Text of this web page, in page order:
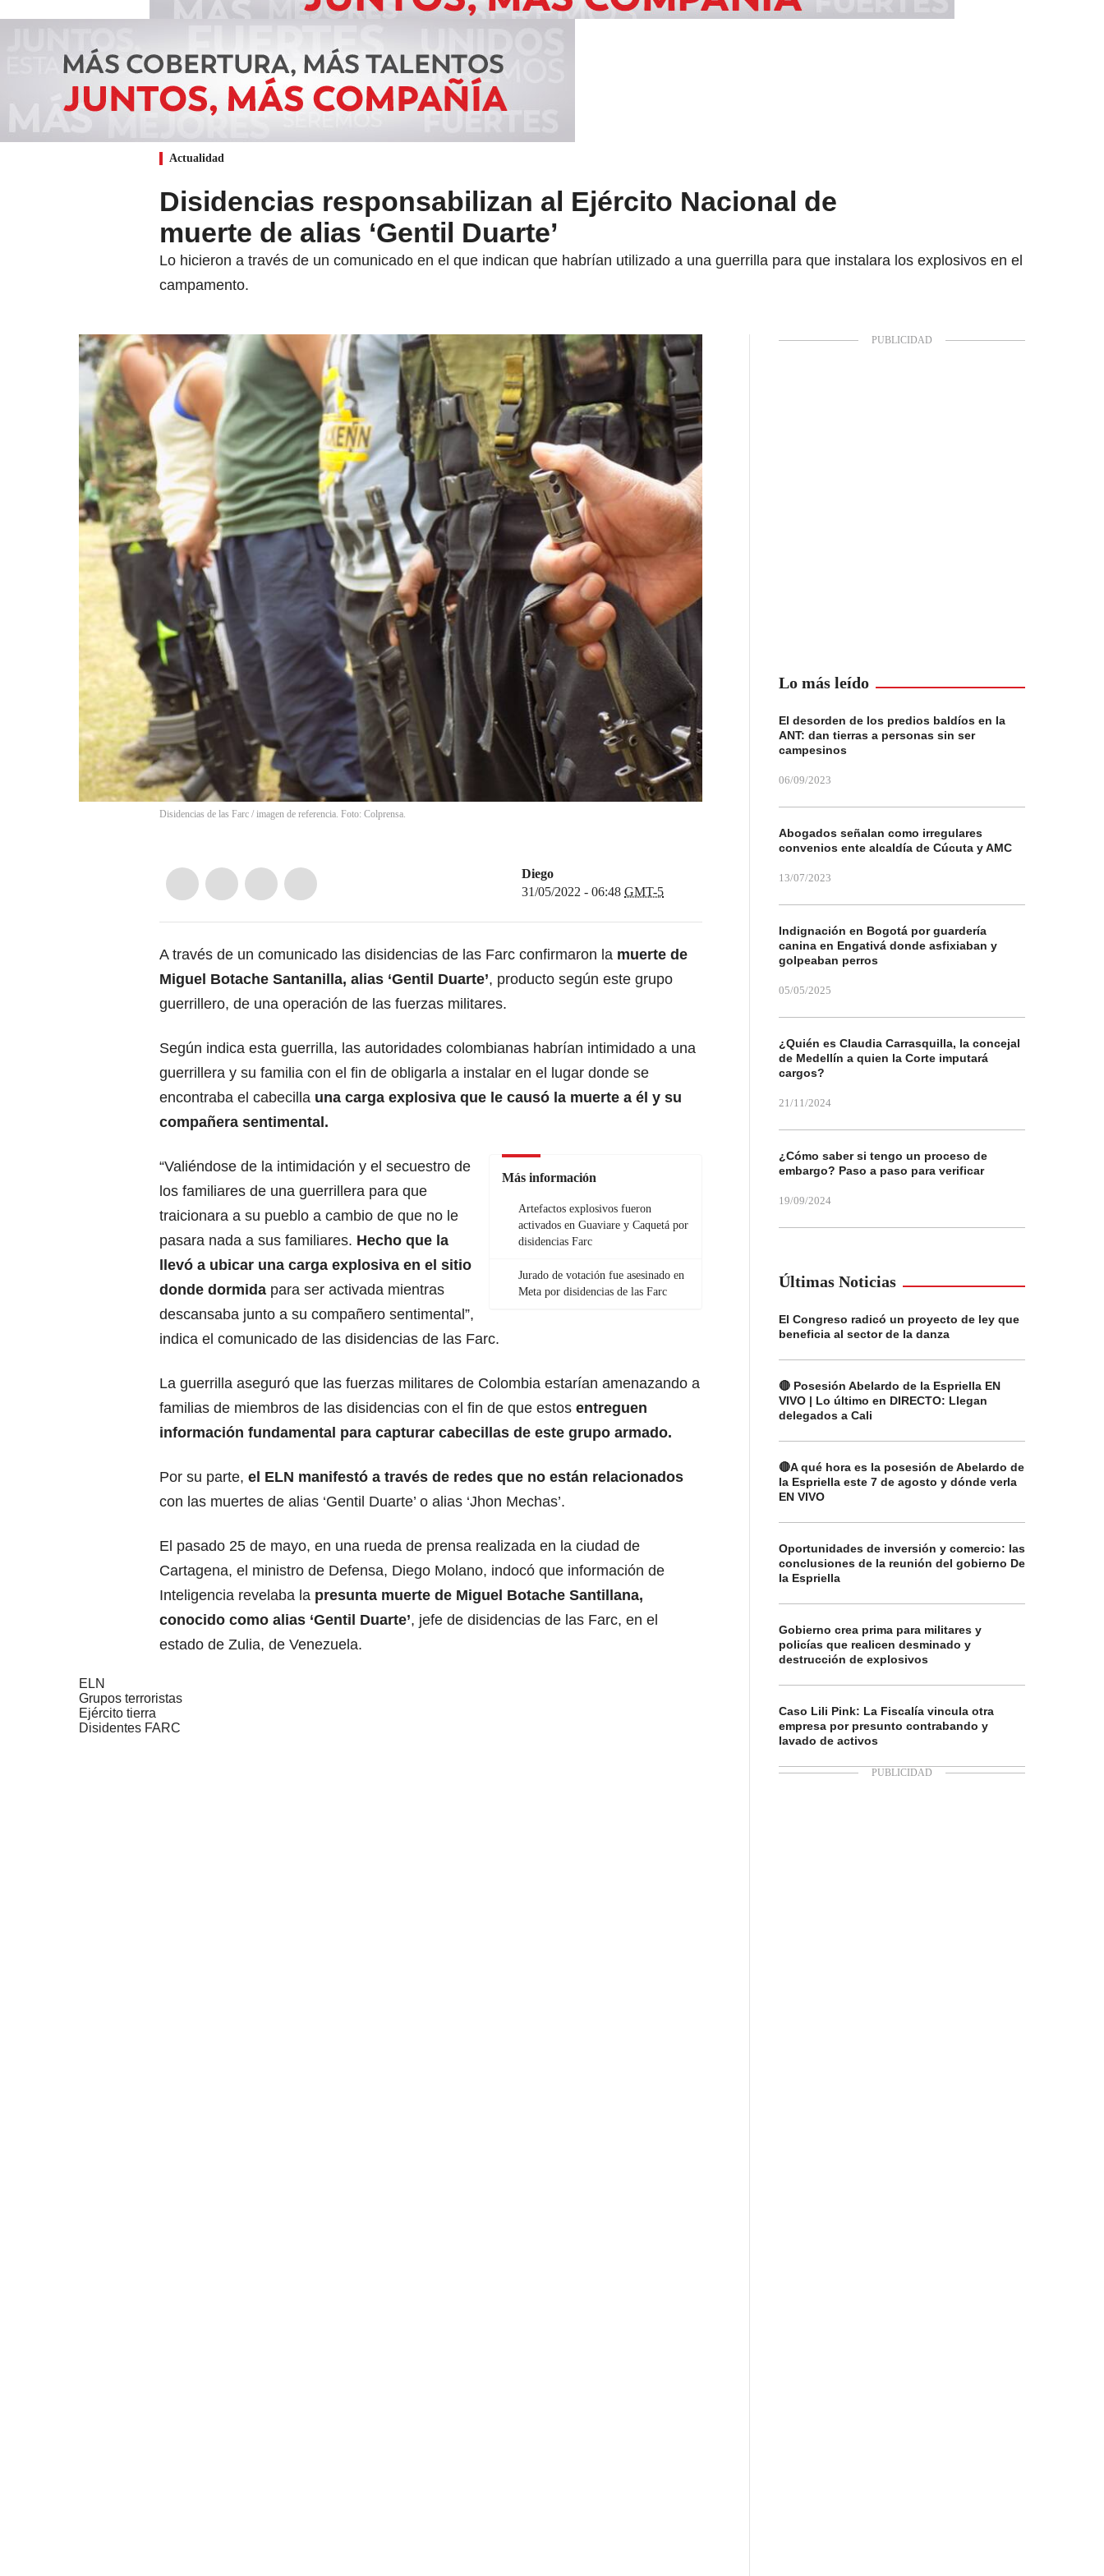
Actualidad
Disidencias responsabilizan al Ejército Nacional de
muerte de alias ‘Gentil Duarte’
Lo hicieron a través de un comunicado en el que indican que habrían utilizado a una guerrilla para que instalara los explosivos en el
campamento.
Disidencias de las Farc / imagen de referencia. Foto: Colprensa.
Diego
31/05/2022 - 06:48 GMT-5
A través de un comunicado las disidencias de las Farc confirmaron la muerte de
Miguel Botache Santanilla, alias ‘Gentil Duarte’, producto según este grupo
guerrillero, de una operación de las fuerzas militares.
Según indica esta guerrilla, las autoridades colombianas habrían intimidado a una
guerrillera y su familia con el fin de obligarla a instalar en el lugar donde se
encontraba el cabecilla una carga explosiva que le causó la muerte a él y su
compañera sentimental.
Más información
Artefactos explosivos fueron
activados en Guaviare y Caquetá por
disidencias Farc
Jurado de votación fue asesinado en
Meta por disidencias de las Farc
“Valiéndose de la intimidación y el secuestro de
los familiares de una guerrillera para que
traicionara a su pueblo a cambio de que no le
pasara nada a sus familiares. Hecho que la
llevó a ubicar una carga explosiva en el sitio
donde dormida para ser activada mientras
descansaba junto a su compañero sentimental”,
indica el comunicado de las disidencias de las Farc.
La guerrilla aseguró que las fuerzas militares de Colombia estarían amenazando a
familias de miembros de las disidencias con el fin de que estos entreguen
información fundamental para capturar cabecillas de este grupo armado.
Por su parte, el ELN manifestó a través de redes que no están relacionados
con las muertes de alias ‘Gentil Duarte’ o alias ‘Jhon Mechas’.
El pasado 25 de mayo, en una rueda de prensa realizada en la ciudad de
Cartagena, el ministro de Defensa, Diego Molano, indocó que información de
Inteligencia revelaba la presunta muerte de Miguel Botache Santillana,
conocido como alias ‘Gentil Duarte’, jefe de disidencias de las Farc, en el
estado de Zulia, de Venezuela.
ELN
Grupos terroristas
Ejército tierra
Disidentes FARC
Lo más leído
El desorden de los predios baldíos en la
ANT: dan tierras a personas sin ser
campesinos
06/09/2023
Abogados señalan como irregulares
convenios ente alcaldía de Cúcuta y AMC
13/07/2023
Indignación en Bogotá por guardería
canina en Engativá donde asfixiaban y
golpeaban perros
05/05/2025
¿Quién es Claudia Carrasquilla, la concejal
de Medellín a quien la Corte imputará
cargos?
21/11/2024
¿Cómo saber si tengo un proceso de
embargo? Paso a paso para verificar
19/09/2024
Últimas Noticias
El Congreso radicó un proyecto de ley que
beneficia al sector de la danza
🔴 Posesión Abelardo de la Espriella EN
VIVO | Lo último en DIRECTO: Llegan
delegados a Cali
🔴A qué hora es la posesión de Abelardo de
la Espriella este 7 de agosto y dónde verla
EN VIVO
Oportunidades de inversión y comercio: las
conclusiones de la reunión del gobierno De
la Espriella
Gobierno crea prima para militares y
policías que realicen desminado y
destrucción de explosivos
Caso Lili Pink: La Fiscalía vincula otra
empresa por presunto contrabando y
lavado de activos